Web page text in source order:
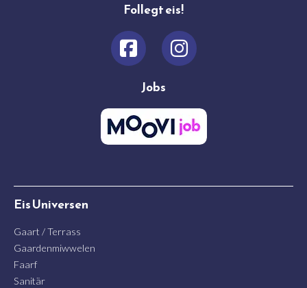
Follegt eis!
Jobs
Eis Universen
Gaart / Terrass
Gaardenmiwwelen
Faarf
Sanitär